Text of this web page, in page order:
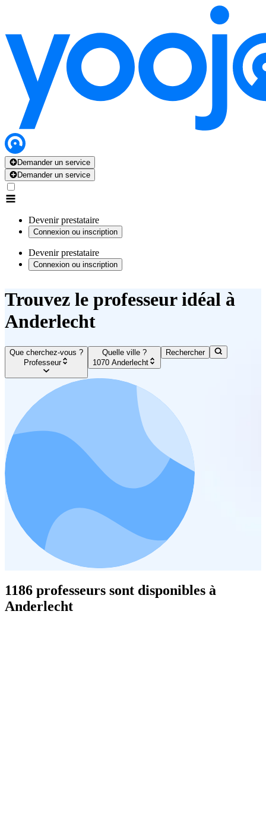
Demander un service
Demander un service
Devenir prestataire
Connexion ou inscription
Devenir prestataire
Connexion ou inscription
Trouvez le professeur idéal à
Anderlecht
Que cherchez-vous ?
Professeur
Quelle ville ?
1070 Anderlecht
Rechercher
1186 professeurs sont disponibles à
Anderlecht